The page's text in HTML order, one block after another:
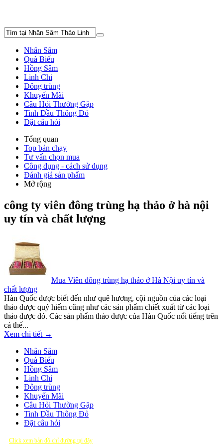
Nhân Sâm
Quà Biếu
Hồng Sâm
Linh Chi
Đông trùng
Khuyến Mãi
Câu Hỏi Thường Gặp
Tinh Dầu Thông Đỏ
Đặt câu hỏi
Tổng quan
Top bán chạy
Tư vấn chọn mua
Công dụng - cách sử dụng
Đánh giá sản phẩm
Mở rộng
công ty viên đông trùng hạ thảo ở hà nội
uy tín và chất lượng
Mua Viên đông trùng hạ thảo ở Hà Nội uy tín và
chất lượng
Hàn Quốc được biết đến như quê hương, cội nguồn của các loại
thảo dược quý hiếm cũng như các sản phẩm chiết xuất từ các loại
thảo dược đó. Các sản phẩm thảo dược của Hàn Quốc nổi tiếng trên
cả thế...
Xem chi tiết →
Nhân Sâm
Quà Biếu
Hồng Sâm
Linh Chi
Đông trùng
Khuyến Mãi
Câu Hỏi Thường Gặp
Tinh Dầu Thông Đỏ
Đặt câu hỏi
Click xem bản đồ chỉ đường tại đây